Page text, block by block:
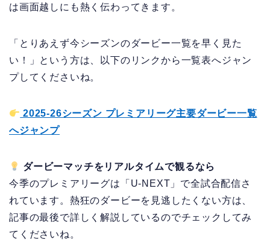
は画面越しにも熱く伝わってきます。
「とりあえず今シーズンのダービー一覧を早く見た
い！」という方は、以下のリンクから一覧表へジャン
プしてくださいね。
2025-26シーズン プレミアリーグ主要ダービー一覧
へジャンプ
ダービーマッチをリアルタイムで観るなら
今季のプレミアリーグは「U-NEXT」で全試合配信さ
れています。熱狂のダービーを見逃したくない方は、
記事の最後で詳しく解説しているのでチェックしてみ
てくださいね。